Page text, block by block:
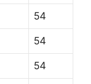
54
54
54